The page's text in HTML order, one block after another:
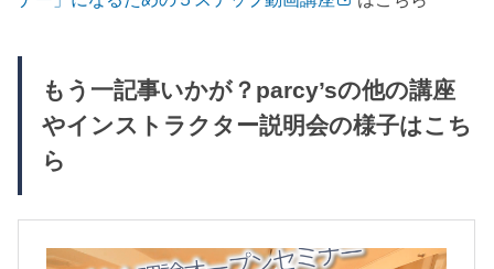
もう一記事いかが？parcy’sの他の講座
やインストラクター説明会の様子はこち
ら